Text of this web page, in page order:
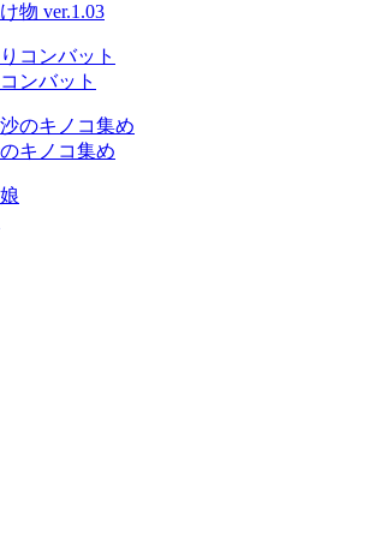
物 ver.1.03
ンバット
キノコ集め